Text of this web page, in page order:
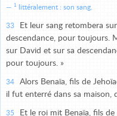
1 littéralement : son sang.
33
Et leur sang retombera
descendance, pour toujours.
sur David et sur sa
pour toujours. »
34
Alors Benaïa, fils de
il fut enterré dans sa maison,
35
Et le roi mit Benaïa, fils